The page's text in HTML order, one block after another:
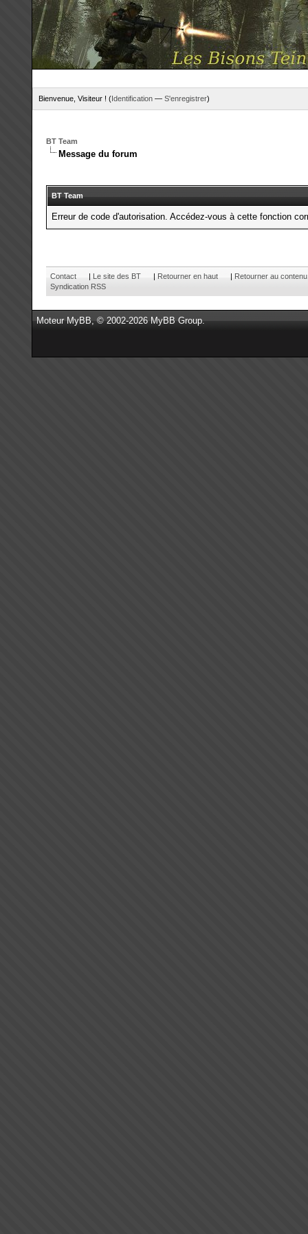
Bienvenue, Visiteur ! (Identification— S'enregistrer)
BT Team
Message du forum
BT Team
Erreur de code d'autorisation. Accédez-vous à cette fonction
Contact | Le site des BT | Retourner en haut | Retourner au contenu
Syndication RSS
MoteurMyBB, © 2002-2026MyBB Group.